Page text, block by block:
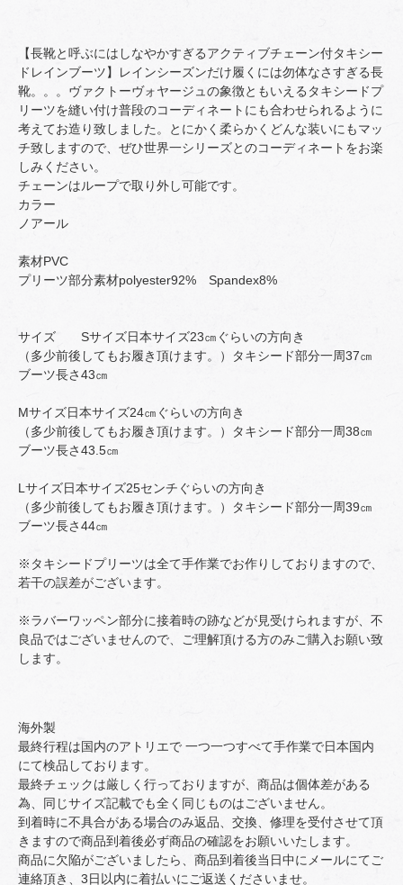
【長靴と呼ぶにはしなやかすぎるアクティブチェーン付タキシー
ドレインブーツ】レインシーズンだけ履くには勿体なさすぎる長
靴。。。ヴァクトーヴォヤージュの象徴ともいえるタキシードプ
リーツを縫い付け普段のコーディネートにも合わせられるように
考えてお造り致しました。とにかく柔らかくどんな装いにもマッ
チ致しますので、ぜひ世界一シリーズとのコーディネートをお楽
しみください。
チェーンはループで取り外し可能です。
カラー
ノアール
素材PVC
プリーツ部分素材polyester92% Spandex8%
サイズ Sサイズ日本サイズ23㎝ぐらいの方向き
（多少前後してもお履き頂けます。）タキシード部分一周37㎝
ブーツ長さ43㎝
Mサイズ日本サイズ24㎝ぐらいの方向き
（多少前後してもお履き頂けます。）タキシード部分一周38㎝
ブーツ長さ43.5㎝
Lサイズ日本サイズ25センチぐらいの方向き
（多少前後してもお履き頂けます。）タキシード部分一周39㎝
ブーツ長さ44㎝
※タキシードプリーツは全て手作業でお作りしておりますので、
若干の誤差がございます。
※ラバーワッペン部分に接着時の跡などが見受けられますが、不
良品ではございませんので、ご理解頂ける方のみご購入お願い致
します。
海外製
最終行程は国内のアトリエで 一つ一つすべて手作業で日本国内
にて検品しております。
最終チェックは厳しく行っておりますが、商品は個体差がある
為、同じサイズ記載でも全く同じものはございません。
到着時に不具合がある場合のみ返品、交換、修理を受付させて頂
きますので商品到着後必ず商品の確認をお願いいたします。
商品に欠陥がございましたら、商品到着後当日中にメールにてご
連絡頂き、3日以内に着払いにご返送くださいませ。